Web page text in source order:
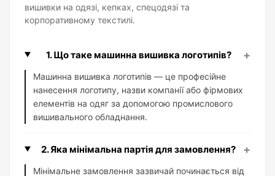
вишивки на одязі, кепках, спецодязі та
корпоративному текстилі.
1. Що таке машинна вишивка логотипів? +
Машинна вишивка логотипів — це професійне
нанесення логотипу, назви компанії або фірмових
елементів на одяг за допомогою промислового
вишивального обладнання.
2. Яка мінімальна партія для замовлення? +
Мінімальне замовлення зазвичай починається від